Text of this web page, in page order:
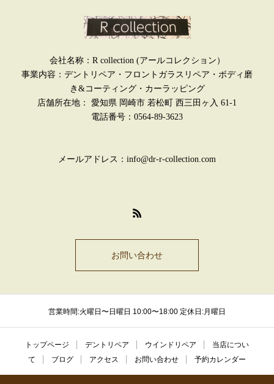
会社名称：R collection (アールコレクション）
事業内容：デントリペア・フロントガラスリペア・ボディ磨
き&コーティング・カーラッピング
店舗所在地： 愛知県 岡崎市 若松町 西三田ヶ入 61-1
電話番号：0564-89-3623
メールアドレス：info@dr-r-collection.com
お問い合わせ
営業時間:火曜日〜日曜日 10:00〜18:00 定休日:月曜日
トップページ デントリペア ウインドリペア
当店につい
て
ブログ アクセス お問い合わせ 予約カレンダー